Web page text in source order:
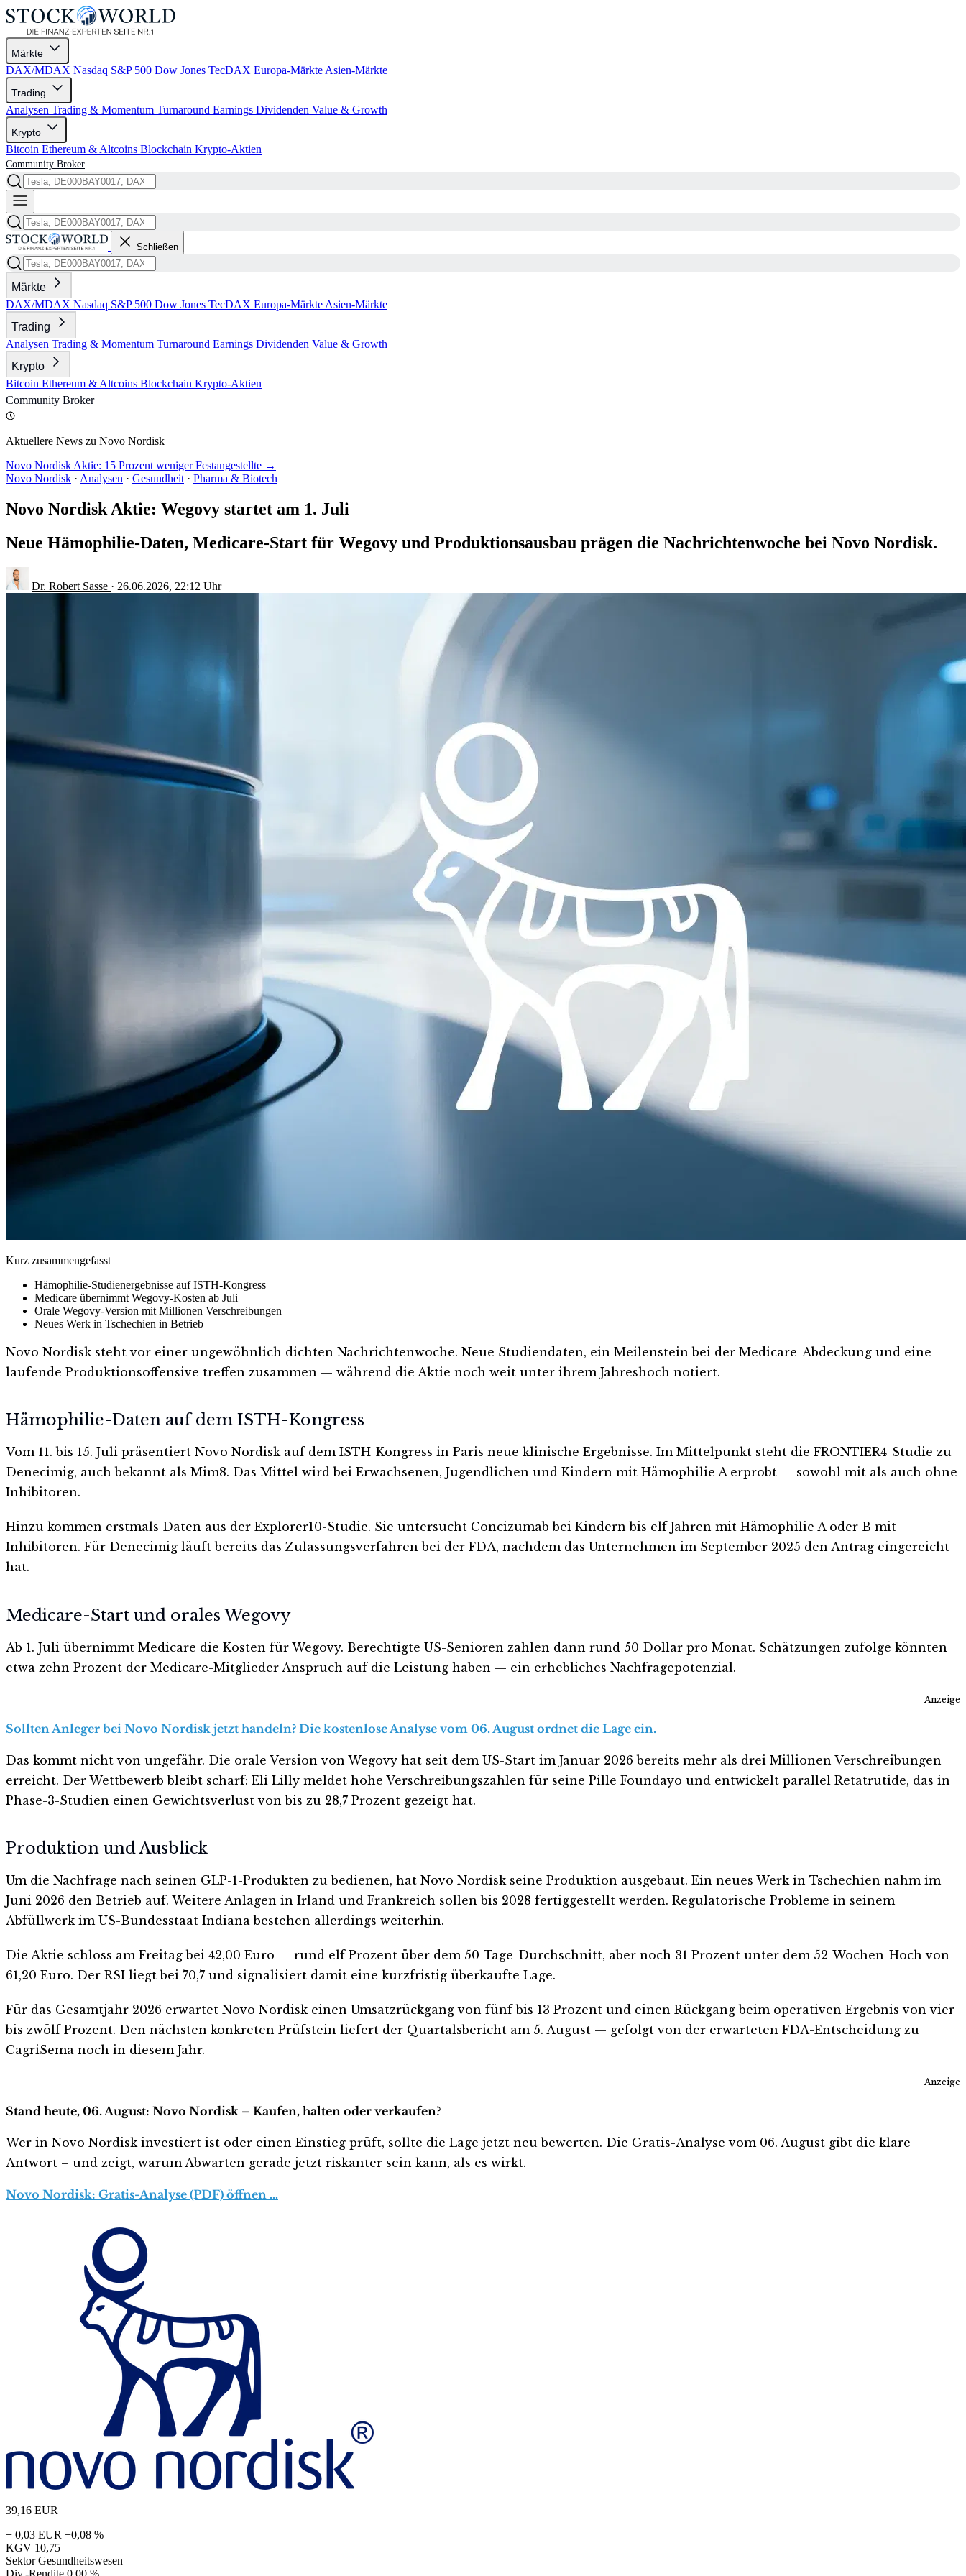
Märkte
DAX/MDAX Nasdaq S&P 500 Dow Jones TecDAX Europa-Märkte Asien-Märkte
Trading
Analysen Trading & Momentum Turnaround Earnings Dividenden Value & Growth
Krypto
Bitcoin Ethereum & Altcoins Blockchain Krypto-Aktien
Community Broker
Schließen
Märkte
DAX/MDAX Nasdaq S&P 500 Dow Jones TecDAX Europa-Märkte Asien-Märkte
Trading
Analysen Trading & Momentum Turnaround Earnings Dividenden Value & Growth
Krypto
Bitcoin Ethereum & Altcoins Blockchain Krypto-Aktien
Community Broker
Aktuellere News zu Novo Nordisk
Novo Nordisk Aktie: 15 Prozent weniger Festangestellte →
Novo Nordisk · Analysen · Gesundheit · Pharma & Biotech
Novo Nordisk Aktie: Wegovy startet am 1. Juli
Neue Hämophilie-Daten, Medicare-Start für Wegovy und Produktionsausbau prägen die Nachrichtenwoche bei Novo Nordisk.
Dr. Robert Sasse · 26.06.2026, 22:12 Uhr
Kurz zusammengefasst
Hämophilie-Studienergebnisse auf ISTH-Kongress
Medicare übernimmt Wegovy-Kosten ab Juli
Orale Wegovy-Version mit Millionen Verschreibungen
Neues Werk in Tschechien in Betrieb
Novo Nordisk steht vor einer ungewöhnlich dichten Nachrichtenwoche. Neue Studiendaten, ein Meilenstein bei der Medicare-Abdeckung und eine
laufende Produktionsoffensive treffen zusammen — während die Aktie noch weit unter ihrem Jahreshoch notiert.
Hämophilie-Daten auf dem ISTH-Kongress
Vom 11. bis 15. Juli präsentiert Novo Nordisk auf dem ISTH-Kongress in Paris neue klinische Ergebnisse. Im Mittelpunkt steht die FRONTIER4-Studie zu
Denecimig, auch bekannt als Mim8. Das Mittel wird bei Erwachsenen, Jugendlichen und Kindern mit Hämophilie A erprobt — sowohl mit als auch ohne
Inhibitoren.
Hinzu kommen erstmals Daten aus der Explorer10-Studie. Sie untersucht Concizumab bei Kindern bis elf Jahren mit Hämophilie A oder B mit
Inhibitoren. Für Denecimig läuft bereits das Zulassungsverfahren bei der FDA, nachdem das Unternehmen im September 2025 den Antrag eingereicht
hat.
Medicare-Start und orales Wegovy
Ab 1. Juli übernimmt Medicare die Kosten für Wegovy. Berechtigte US-Senioren zahlen dann rund 50 Dollar pro Monat. Schätzungen zufolge könnten
etwa zehn Prozent der Medicare-Mitglieder Anspruch auf die Leistung haben — ein erhebliches Nachfragepotenzial.
Anzeige
Sollten Anleger bei Novo Nordisk jetzt handeln? Die kostenlose Analyse vom 06. August ordnet die Lage ein.
Das kommt nicht von ungefähr. Die orale Version von Wegovy hat seit dem US-Start im Januar 2026 bereits mehr als drei Millionen Verschreibungen
erreicht. Der Wettbewerb bleibt scharf: Eli Lilly meldet hohe Verschreibungszahlen für seine Pille Foundayo und entwickelt parallel Retatrutide, das in
Phase-3-Studien einen Gewichtsverlust von bis zu 28,7 Prozent gezeigt hat.
Produktion und Ausblick
Um die Nachfrage nach seinen GLP-1-Produkten zu bedienen, hat Novo Nordisk seine Produktion ausgebaut. Ein neues Werk in Tschechien nahm im
Juni 2026 den Betrieb auf. Weitere Anlagen in Irland und Frankreich sollen bis 2028 fertiggestellt werden. Regulatorische Probleme in seinem
Abfüllwerk im US-Bundesstaat Indiana bestehen allerdings weiterhin.
Die Aktie schloss am Freitag bei 42,00 Euro — rund elf Prozent über dem 50-Tage-Durchschnitt, aber noch 31 Prozent unter dem 52-Wochen-Hoch von
61,20 Euro. Der RSI liegt bei 70,7 und signalisiert damit eine kurzfristig überkaufte Lage.
Für das Gesamtjahr 2026 erwartet Novo Nordisk einen Umsatzrückgang von fünf bis 13 Prozent und einen Rückgang beim operativen Ergebnis von vier
bis zwölf Prozent. Den nächsten konkreten Prüfstein liefert der Quartalsbericht am 5. August — gefolgt von der erwarteten FDA-Entscheidung zu
CagriSema noch in diesem Jahr.
Anzeige
Stand heute, 06. August: Novo Nordisk – Kaufen, halten oder verkaufen?
Wer in Novo Nordisk investiert ist oder einen Einstieg prüft, sollte die Lage jetzt neu bewerten. Die Gratis-Analyse vom 06. August gibt die klare
Antwort – und zeigt, warum Abwarten gerade jetzt riskanter sein kann, als es wirkt.
Novo Nordisk: Gratis-Analyse (PDF) öffnen …
39,16 EUR
+ 0,03 EUR +0,08 %
KGV 10,75
Sektor Gesundheitswesen